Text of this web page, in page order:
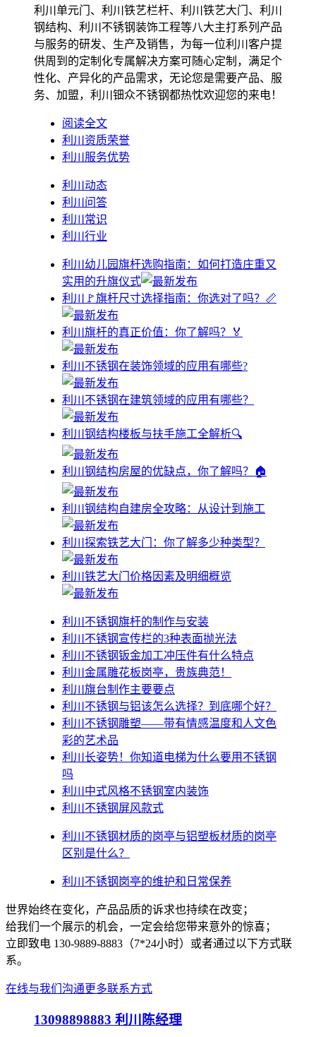
利川单元门、利川铁艺栏杆、利川铁艺大门、利川
钢结构、利川不锈钢装饰工程等八大主打系列产品
与服务的研发、生产及销售，为每一位利川客户提
供周到的定制化专属解决方案可随心定制，满足个
性化、产异化的产品需求，无论您是需要产品、服
务、加盟，利川钿众不锈钢都热忱欢迎您的来电！
阅读全文
利川资质荣誉
利川服务优势
利川动态
利川问答
利川常识
利川行业
利川幼儿园旗杆选购指南：如何打造庄重又
实用的升旗仪式
利川🚩旗杆尺寸选择指南：你选对了吗？📏
利川旗杆的真正价值：你了解吗？🏅
利川不锈钢在装饰领域的应用有哪些?
利川不锈钢在建筑领域的应用有哪些？
利川钢结构楼板与扶手施工全解析🔍
利川钢结构房屋的优缺点，你了解吗？🏠
利川钢结构自建房全攻略：从设计到施工
利川探索铁艺大门：你了解多少种类型？
利川铁艺大门价格因素及明细概览
利川不锈钢旗杆的制作与安装
利川不锈钢宣传栏的3种表面抛光法
利川不锈钢钣金加工冲压件有什么特点
利川金属雕花板岗亭，贵族典范！
利川旗台制作主要要点
利川不锈钢与铝该怎么选择？到底哪个好？
利川不锈钢雕塑——带有情感温度和人文色
彩的艺术品
利川​长姿势！你知道电梯为什么要用不锈钢
吗
利川中式风格不锈钢室内装饰
利川不锈钢屏风款式
利川不锈钢材质的岗亭与铝塑板材质的岗亭
区别是什么？
利川不锈钢岗亭的维护和日常保养
世界始终在变化，产品品质的诉求也持续在改变；
给我们一个展示的机会，一定会给您带来意外的惊喜；
立即致电 130-9889-8883（7*24小时）或者通过以下方式联
系。
在线与我们沟通更多联系方式
13098898883 利川陈经理